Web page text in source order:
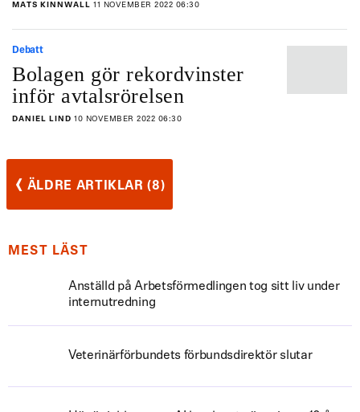
MATS KINNWALL 11 NOVEMBER 2022 06:30
Debatt
Bolagen gör rekordvinster
inför avtalsrörelsen
DANIEL LIND 10 NOVEMBER 2022 06:30
‹ ÄLDRE ARTIKLAR (8)
MEST LÄST
Anställd på Arbetsförmedlingen tog sitt liv under
internutredning
Veterinärförbundets förbundsdirektör slutar